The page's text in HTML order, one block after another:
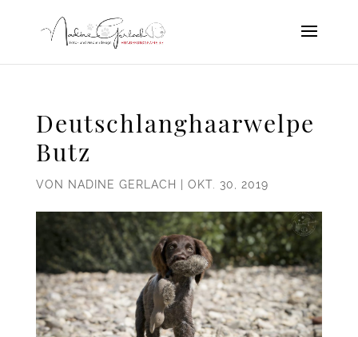
Deutschlanghaarwelpe
Butz
VON NADINE GERLACH OKT. 30, 2019